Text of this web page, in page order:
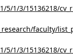
1/3/15136218/
faculty/
1/3/15136218/